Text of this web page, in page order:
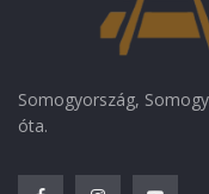
Somogyország,
óta.